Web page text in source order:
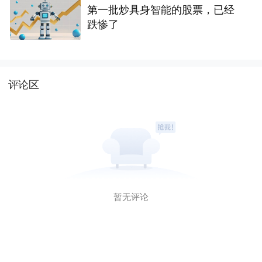
第一批炒具身智能的股票，已经
跌惨了
评论区
暂无评论